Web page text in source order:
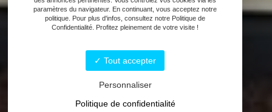
paramètres du navigateur. En continuant, vous acceptez notre
politique. Pour plus d'infos, consultez notre Politique de
Confidentialité. Profitez pleinement de votre visite !
Tout accepter
Personnaliser
Politique de confidentialité